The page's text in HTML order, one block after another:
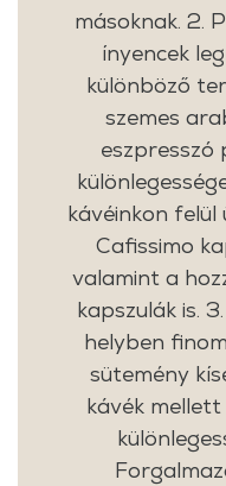
másoknak. 2.
ínyencek
különböző
szemes
eszpresszó
kávéinkon felül
Cafissimo
valamint a
kapszulák is.
helyben
sütemény
kávék mellett